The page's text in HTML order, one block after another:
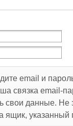
email и
связка email-
свои данные. Не
ящик, указанный